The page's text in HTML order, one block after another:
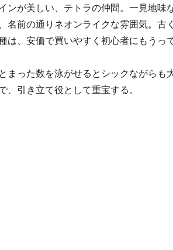
ンが美しい、テトラの仲間。一見地味
名前の通りネオンライクな雰囲気。古
は、安価で買いやすく初心者にもうっ
まった数を泳がせるとシックながらも
、引き立て役として重宝する。